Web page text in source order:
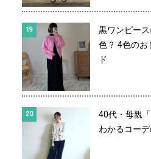
黒ワンピー
色？ 4色のお
ド
40代・母親
わかるコー